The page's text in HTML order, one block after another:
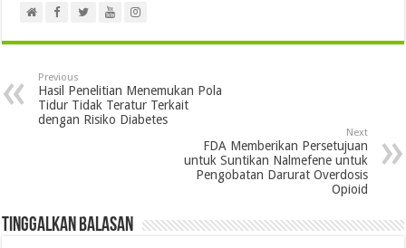
Previous
Hasil Penelitian Menemukan Pola
Tidur Tidak Teratur Terkait
dengan Risiko Diabetes
Next
FDA Memberikan Persetujuan
untuk Suntikan Nalmefene untuk
Pengobatan Darurat Overdosis
Opioid
Tinggalkan Balasan